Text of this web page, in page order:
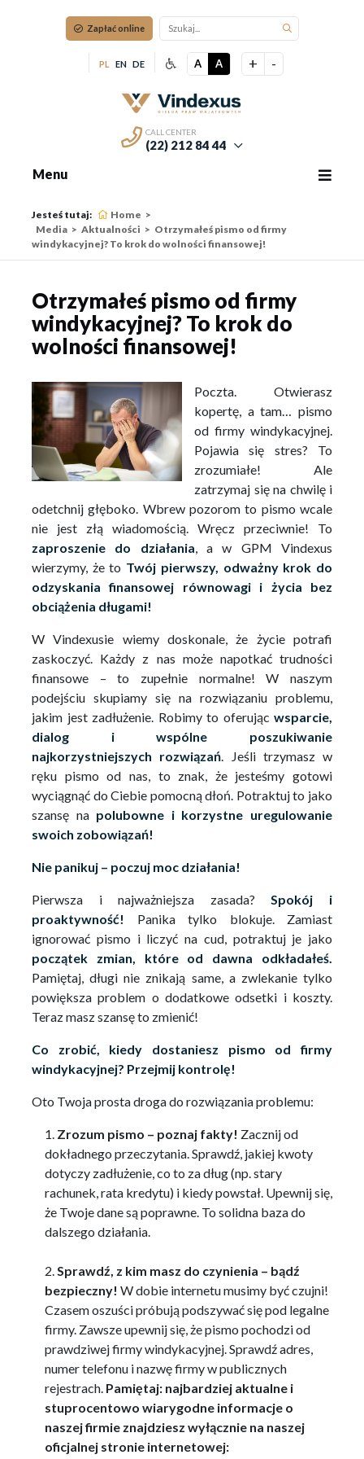
Zapłać online
PL EN DE A A + -
CALL CENTER
(22) 212 84 44
Menu
Jesteś tutaj:
Home
Media
Aktualności
Otrzymałeś pismo od firmy
windykacyjnej? To krok do wolności finansowej!
Otrzymałeś pismo od firmy
windykacyjnej? To krok do
wolności finansowej!
Poczta. Otwierasz
kopertę, a tam… pismo
od firmy windykacyjnej.
Pojawia się stres? To
zrozumiałe! Ale
zatrzymaj się na chwilę i
odetchnij głęboko. Wbrew pozorom to pismo wcale
nie jest złą wiadomością. Wręcz przeciwnie! To
zaproszenie do działania, a w GPM Vindexus
wierzymy, że to Twój pierwszy, odważny krok do
odzyskania finansowej równowagi i życia bez
obciążenia długami!
W Vindexusie wiemy doskonale, że życie potrafi
zaskoczyć. Każdy z nas może napotkać trudności
finansowe – to zupełnie normalne! W naszym
podejściu skupiamy się na rozwiązaniu problemu,
jakim jest zadłużenie. Robimy to oferując wsparcie,
dialog i wspólne poszukiwanie
najkorzystniejszych rozwiązań. Jeśli trzymasz w
ręku pismo od nas, to znak, że jesteśmy gotowi
wyciągnąć do Ciebie pomocną dłoń. Potraktuj to jako
szansę na polubowne i korzystne uregulowanie
swoich zobowiązań!
Nie panikuj – poczuj moc działania!
Pierwsza i najważniejsza zasada?Spokój i
proaktywność!
Panika tylko blokuje. Zamiast
ignorować pismo i liczyć na cud, potraktuj je jako
początek zmian, które od dawna odkładałeś.
Pamiętaj, długi nie znikają same, a zwlekanie tylko
powiększa problem o dodatkowe odsetki i koszty.
Teraz masz szansę to zmienić!
Co zrobić, kiedy dostaniesz pismo od firmy
windykacyjnej? Przejmij kontrolę!
Oto Twoja prosta droga do rozwiązania problemu:
Zrozum pismo – poznaj fakty! Zacznij od
dokładnego przeczytania. Sprawdź, jakiej kwoty
dotyczy zadłużenie, co to za dług (np. stary
rachunek, rata kredytu) i kiedy powstał. Upewnij się,
że Twoje dane są poprawne. To solidna baza do
dalszego działania.
Sprawdź, z kim masz do czynienia – bądź
bezpieczny! W dobie internetu musimy być czujni!
Czasem oszuści próbują podszywać się pod legalne
firmy. Zawsze upewnij się, że pismo pochodzi od
prawdziwej firmy windykacyjnej. Sprawdź adres,
numer telefonu i nazwę firmy w publicznych
rejestrach. Pamiętaj: najbardziej aktualne i
stuprocentowo wiarygodne informacje o
naszej firmie znajdziesz wyłącznie na naszej
oficjalnej stronie internetowej: